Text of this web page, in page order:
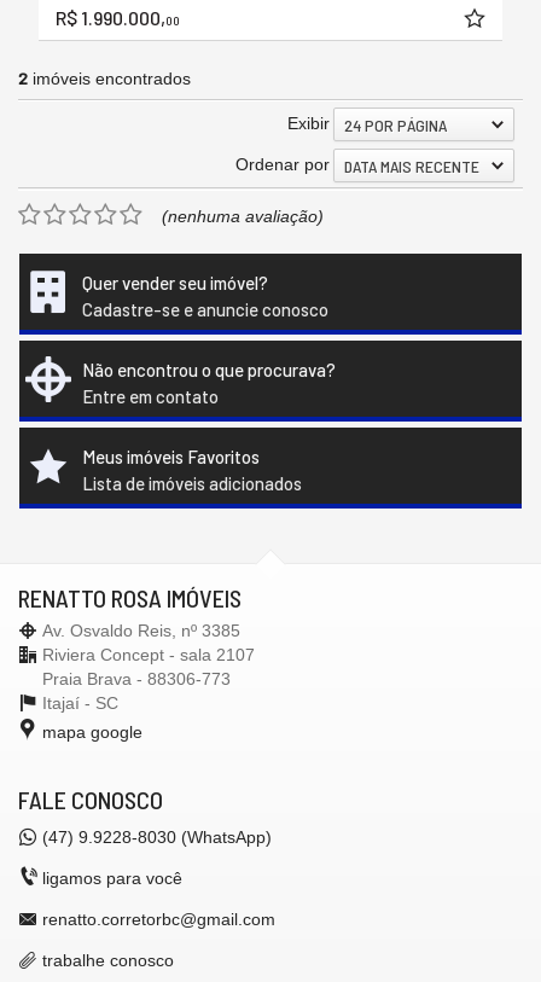
R$ 1.990.000,00
2 imóveis encontrados
Exibir 24 POR PÁGINA
Ordenar por DATA MAIS RECENTE
(nenhuma avaliação)
Quer vender seu imóvel?
Cadastre-se e anuncie conosco
Não encontrou o que procurava?
Entre em contato
Meus imóveis Favoritos
Lista de imóveis adicionados
RENATTO ROSA IMÓVEIS
Av. Osvaldo Reis, nº 3385
Riviera Concept - sala 2107
Praia Brava - 88306-773
Itajaí - SC
mapa google
FALE CONOSCO
(47) 9.9228-8030 (WhatsApp)
ligamos para você
renatto.corretorbc@gmail.com
trabalhe conosco